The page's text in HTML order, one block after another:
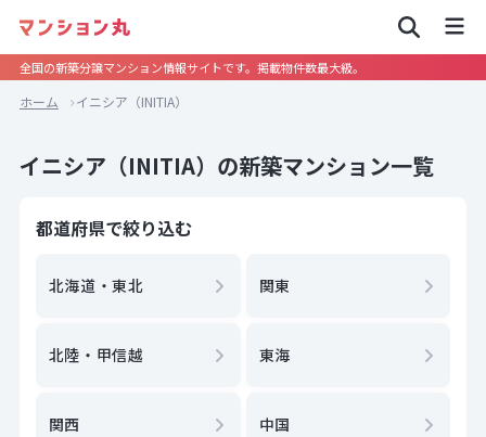
全国の新築分譲マンション情報サイトです。掲載物件数最大級。
ホーム イニシア（INITIA）
イニシア（INITIA）の新築マンション一覧
都道府県で絞り込む
北海道・東北 関東
北陸・甲信越 東海
関西 中国